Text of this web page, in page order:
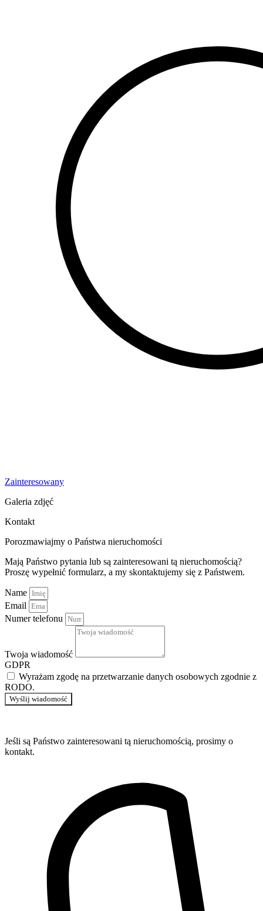
Zainteresowany
Galeria zdjęć
Kontakt
Porozmawiajmy o Państwa nieruchomości
Mają Państwo pytania lub są zainteresowani tą nieruchomością?
Proszę wypełnić formularz, a my skontaktujemy się z Państwem.
Name
Email
Numer telefonu
Twoja wiadomość
GDPR
Wyrażam zgodę na przetwarzanie danych osobowych zgodnie z
RODO.
Wyślij wiadomość
Jeśli są Państwo zainteresowani tą nieruchomością, prosimy o
kontakt.